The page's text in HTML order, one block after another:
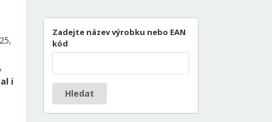
i
Zadejte název výrobku nebo EAN
kód
Hledat